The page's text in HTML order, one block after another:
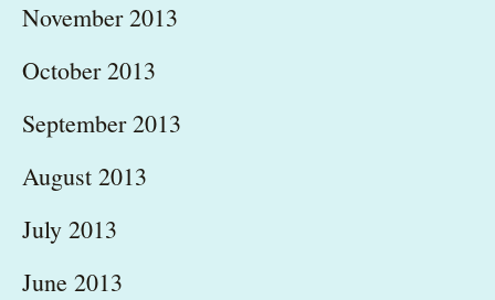
November 2013
October 2013
September 2013
August 2013
July 2013
June 2013